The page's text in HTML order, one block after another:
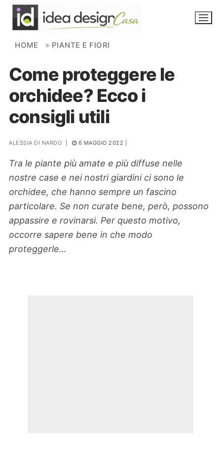
Skip to content
NOVITÀ
AMBIENTI
FAI DA TE
PIANTE
Ortaggio
Search for:
HOME » PIANTE E FIORI
Come proteggere le
orchidee? Ecco i
consigli utili
ALESSIA DI NARDO 6 MAGGIO 2022
Tra le piante più amate e più diffuse nelle
nostre case e nei nostri giardini ci sono le
orchidee, che hanno sempre un fascino
particolare. Se non curate bene, però, possono
appassire e rovinarsi. Per questo motivo,
occorre sapere bene in che modo
proteggerle…